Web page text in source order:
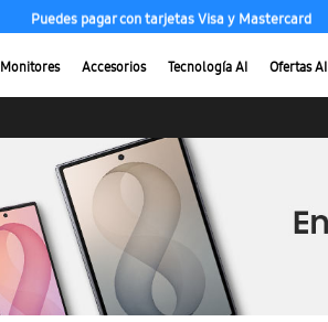
Puedes pagar con tarjetas Visa y Mastercard
Monitores Accesorios Tecnología AI Ofertas AI